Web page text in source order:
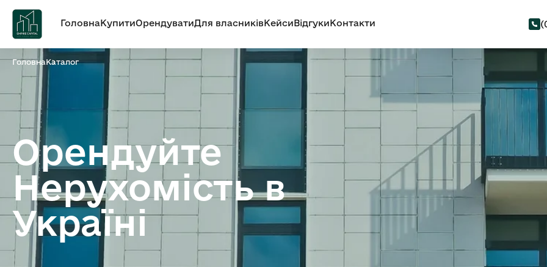
ГоловнаКупитиОрендуватиДля власниківКейсиВідгукиКонтакти
ГоловнаКаталог
Орендуйте
Нерухомість в
Україні